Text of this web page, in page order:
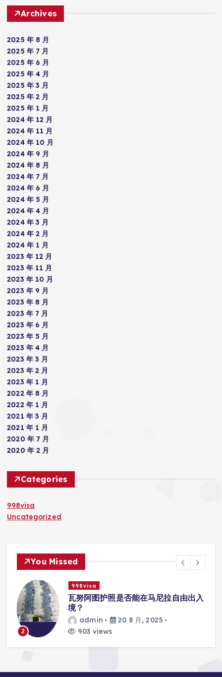
Archives
2025 年 8 月
2025 年 7 月
2025 年 6 月
2025 年 4 月
2025 年 3 月
2025 年 2 月
2025 年 1 月
2024 年 12 月
2024 年 11 月
2024 年 10 月
2024 年 9 月
2024 年 8 月
2024 年 7 月
2024 年 6 月
2024 年 5 月
2024 年 4 月
2024 年 3 月
2024 年 2 月
2024 年 1 月
2023 年 12 月
2023 年 11 月
2023 年 10 月
2023 年 9 月
2023 年 8 月
2023 年 7 月
2023 年 6 月
2023 年 5 月
2023 年 4 月
2023 年 3 月
2023 年 2 月
2023 年 1 月
2022 年 8 月
2022 年 1 月
2021 年 3 月
2021 年 1 月
2020 年 7 月
2020 年 2 月
Categories
998visa
Uncategorized
You Missed
出入
998visa
瓦努阿图护照是否能在马尼拉使用国际
admin
20 8 月, 2025
818 views